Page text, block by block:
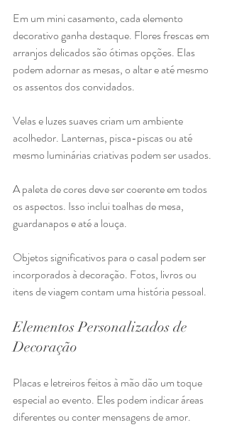
Em um mini casamento, cada elemento
decorativo ganha destaque. Flores frescas em
arranjos delicados são ótimas opções. Elas
podem adornar as mesas, o altar e até mesmo
os assentos dos convidados.
Velas e luzes suaves criam um ambiente
acolhedor. Lanternas, pisca-piscas ou até
mesmo luminárias criativas podem ser usados.
A paleta de cores deve ser coerente em todos
os aspectos. Isso inclui toalhas de mesa,
guardanapos e até a louça.
Objetos significativos para o casal podem ser
incorporados à decoração. Fotos, livros ou
itens de viagem contam uma história pessoal.
Elementos Personalizados de
Decoração
Placas e letreiros feitos à mão dão um toque
especial ao evento. Eles podem indicar áreas
diferentes ou conter mensagens de amor.